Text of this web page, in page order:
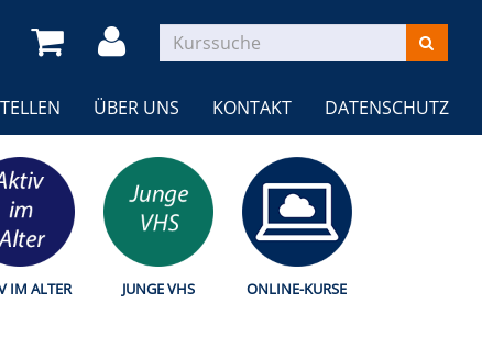
ÜBER UNS KONTAKT DATENSCHUTZ
IM ALTER JUNGE VHS ONLINE-KURSE